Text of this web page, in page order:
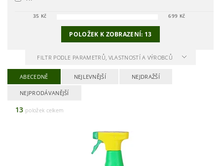
35 Kč 699 Kč
POLOŽEK K ZOBRAZENÍ: 13
FILTR PODLE PARAMETRŮ, VLASTNOSTÍ A VÝROBCŮ
ABECEDNĚ NEJLEVNĚJŠÍ NEJDRAŽŠÍ
NEJPRODÁVANĚJŠÍ
13 položek celkem